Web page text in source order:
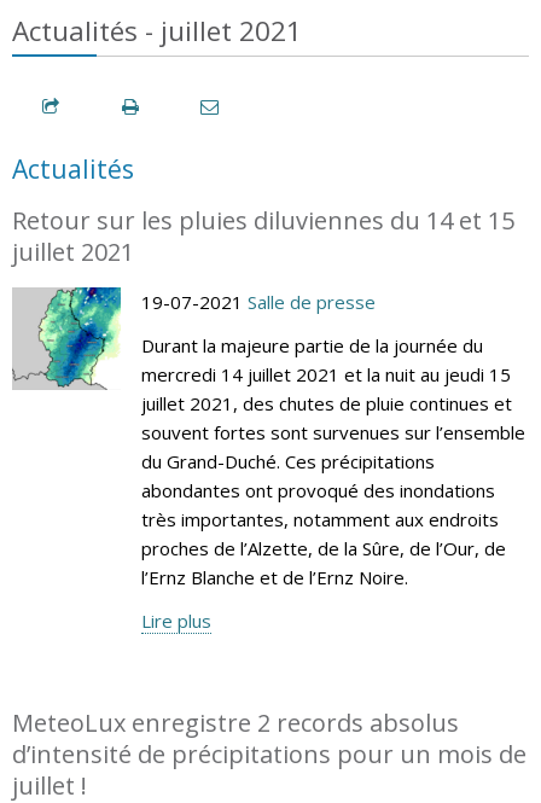
Actualités - juillet 2021
Actualités
Retour sur les pluies diluviennes du 14 et 15
juillet 2021
19-07-2021 Salle de presse
Durant la majeure partie de la journée du
mercredi 14 juillet 2021 et la nuit au jeudi 15
juillet 2021, des chutes de pluie continues et
souvent fortes sont survenues sur l’ensemble
du Grand-Duché. Ces précipitations
abondantes ont provoqué des inondations
très importantes, notamment aux endroits
proches de l’Alzette, de la Sûre, de l’Our, de
l’Ernz Blanche et de l’Ernz Noire.
Lire plus
MeteoLux enregistre 2 records absolus
d’intensité de précipitations pour un mois de
juillet !